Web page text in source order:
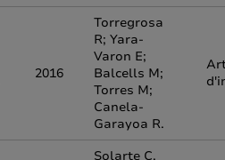
2016
Torregrosa
R; Yara-
Varon E;
Balcells M;
Torres M;
Canela-
Garayoa R.
Solarte C,